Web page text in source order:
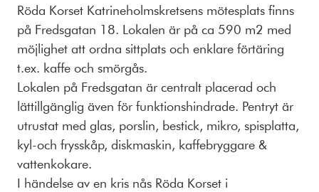
Röda Korset Katrineholmskretsens mötesplats finns
på Fredsgatan 18. Lokalen är på ca 590 m2 med
möjlighet att ordna sittplats och enklare förtäring
t.ex. kaffe och smörgås.
Lokalen på Fredsgatan är centralt placerad och
lättillgänglig även för funktionshindrade. Pentryt är
utrustat med glas, porslin, bestick, mikro, spisplatta,
kyl-och frysskåp, diskmaskin, kaffebryggare &
vattenkokare.
I händelse av en kris nås Röda Korset i